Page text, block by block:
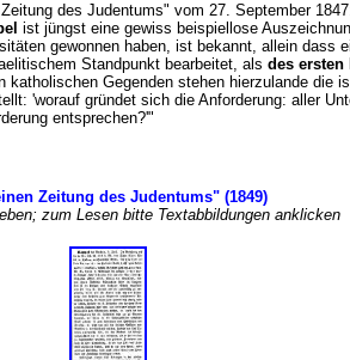
des Judentums" vom 27. September
ist jüngst eine gewiss beispiellose
gewonnen haben, ist bekannt, allein dass
Standpunkt bearbeitet, als des ersten
katholischen Gegenden stehen hierzulande die
'worauf gründet sich die Anforderung: aller
entsprechen?'"
Zeitung des Judentums" (1849)
zum Lesen bitte Textabbildungen anklicken